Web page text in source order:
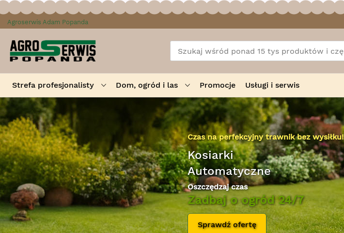
Przejdź
doAgroserwis Adam Popanda
Strefa profesjonalisty Dom, ogród i las Promocje Usługi i serwis
Komfort i moc w jednym